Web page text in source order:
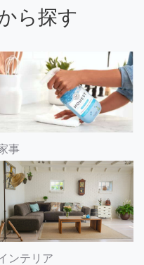
ら探す
事
ンテリア